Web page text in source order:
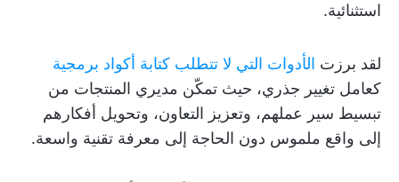
استثنائية.
لقد برزت الأدوات التي لا تتطلب كتابة أكواد برمجية
كعامل تغيير جذري، حيث تمكّن مديري المنتجات من
تبسيط سير عملهم، وتعزيز التعاون، وتحويل أفكارهم
إلى واقع ملموس دون الحاجة إلى معرفة تقنية واسعة.